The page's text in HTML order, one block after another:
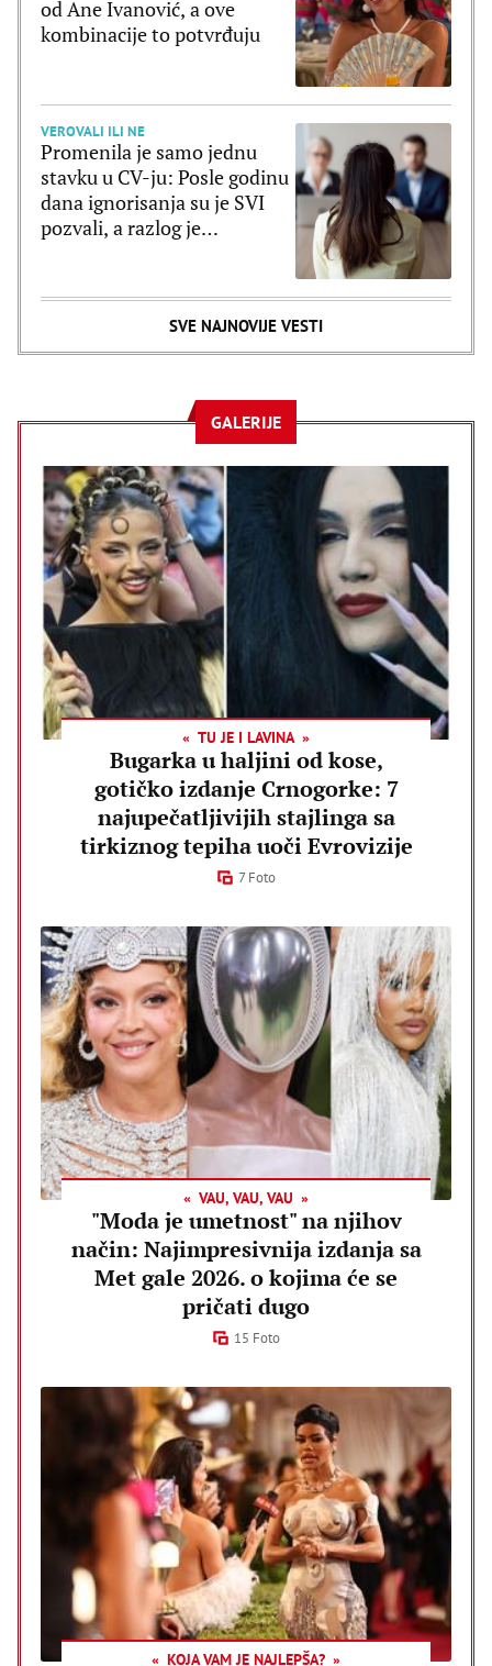
od Ane Ivanović, a ove
kombinacije to potvrđuju
VEROVALI ILI NE
Promenila je samo jednu
stavku u CV-ju: Posle godinu
dana ignorisanja su je SVI
pozvali, a razlog je
SVE NAJNOVIJE VESTI
GALERIJE
TU JE I LAVINA
Bugarka u haljini od kose,
gotičko izdanje Crnogorke: 7
najupečatljivijih stajlinga sa
tirkiznog tepiha uoči Evrovizije
7 Foto
VAU, VAU, VAU
"Moda je umetnost" na njihov
način: Najimpresivnija izdanja sa
Met gale 2026. o kojima će se
pričati dugo
15 Foto
KOJA VAM JE NAJLEPŠA?